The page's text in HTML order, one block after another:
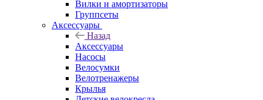
Вилки и амортизаторы
Группсеты
Аксессуары
Назад
Аксессуары
Насосы
Велосумки
Велотренажеры
Крылья